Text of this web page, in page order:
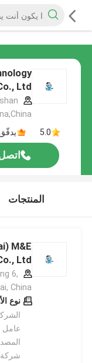
Ltd
5.0
المنتجات
M&E
Ltd
6,
China ,
نوع
عامل
شركة